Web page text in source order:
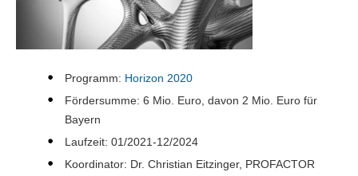
Programm: Horizon 2020
Fördersumme: 6 Mio. Euro, davon 2 Mio. Euro für
Bayern
Laufzeit: 01/2021-12/2024
Koordinator: Dr. Christian Eitzinger, PROFACTOR